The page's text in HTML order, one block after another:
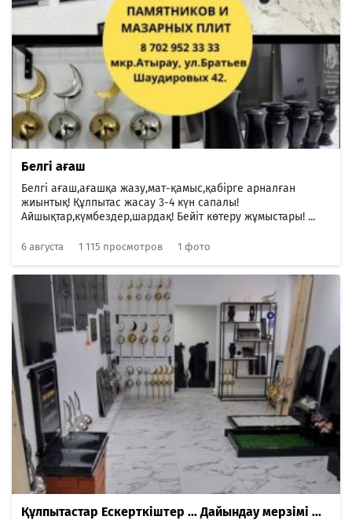
Белгі ағаш
Белгі ағаш,ағашқа жазу,мат-қамыс,қабірге арналған
жиынтық! Құлпытас жасау 3-4 күн сапалы!
Айшықтар,күмбездер,шардақ! Бейіт көтеру жұмыстары! ...
6 августа 1 115 просмотров 1 фото
Құлпытастар Ескерткіштер ... Дайындау мерзімі ...